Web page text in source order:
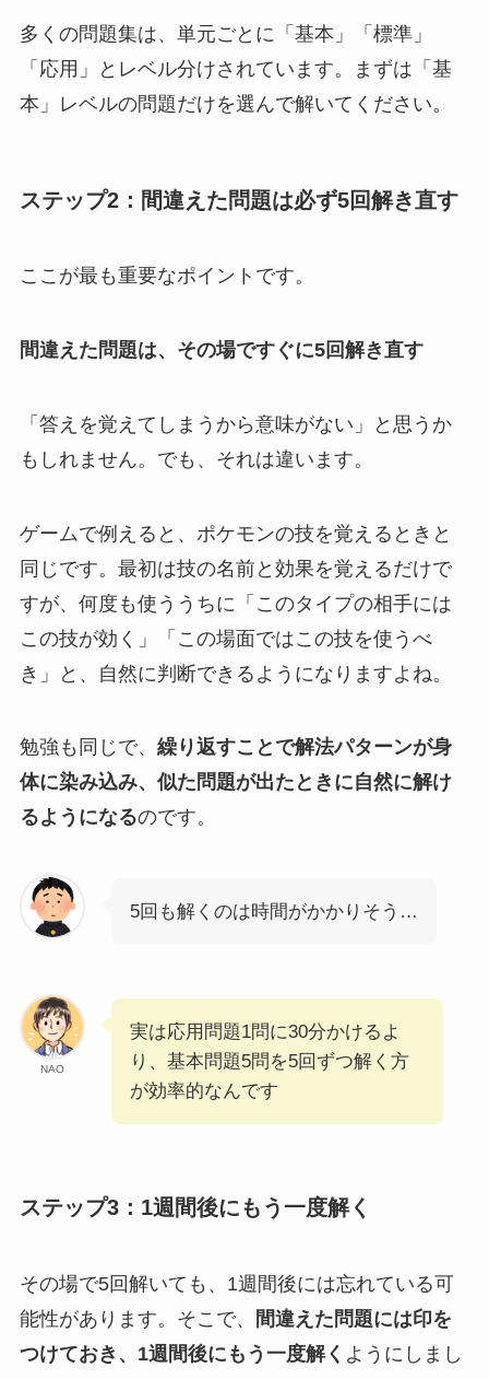
多くの問題集は、単元ごとに「基本」「標準」
「応用」とレベル分けされています。まずは「基
本」レベルの問題だけを選んで解いてください。
ステップ2：間違えた問題は必ず5回解き直す
ここが最も重要なポイントです。
間違えた問題は、その場ですぐに5回解き直す
「答えを覚えてしまうから意味がない」と思うか
もしれません。でも、それは違います。
ゲームで例えると、ポケモンの技を覚えるときと
同じです。最初は技の名前と効果を覚えるだけで
すが、何度も使ううちに「このタイプの相手には
この技が効く」「この場面ではこの技を使うべ
き」と、自然に判断できるようになりますよね。
勉強も同じで、 繰り返すことで解法パターンが身
体に染み込み、似た問題が出たときに自然に解け
るようになるのです。
5回も解くのは時間がかかりそう…
NAO
実は応用問題1問に30分かけるよ
り、基本問題5問を5回ずつ解く方
が効率的なんです
ステップ3：1週間後にもう一度解く
その場で5回解いても、1週間後には忘れている可
能性があります。そこで、
間違えた問題には印を
つけておき、1週間後にもう一度解く ようにしまし